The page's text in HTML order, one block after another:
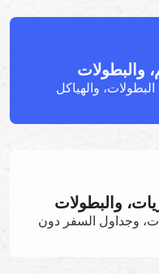
والبطولات
والهياكل
والبطولات
وجداول السفر دون